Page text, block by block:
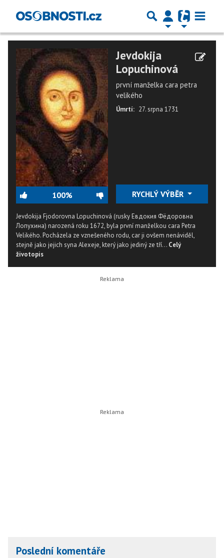
100%
Jevdokija
Lopuchinová
první manželka cara petra
velikého
Úmrtí: 27. srpna 1731
RYCHLÝ VÝBĚR
Jevdokija Fjodorovna Lopuchinová (rusky Евдокия Фёдоровна
Лопухина) narozená roku 1672, byla první manželkou cara Petra
Velikého. Pocházela ze vznešeného rodu, car ji ovšem nenáviděl,
stejně jako jejich syna Alexeje, který jako jediný ze tří... Celý
životopis
Poslední komentáře